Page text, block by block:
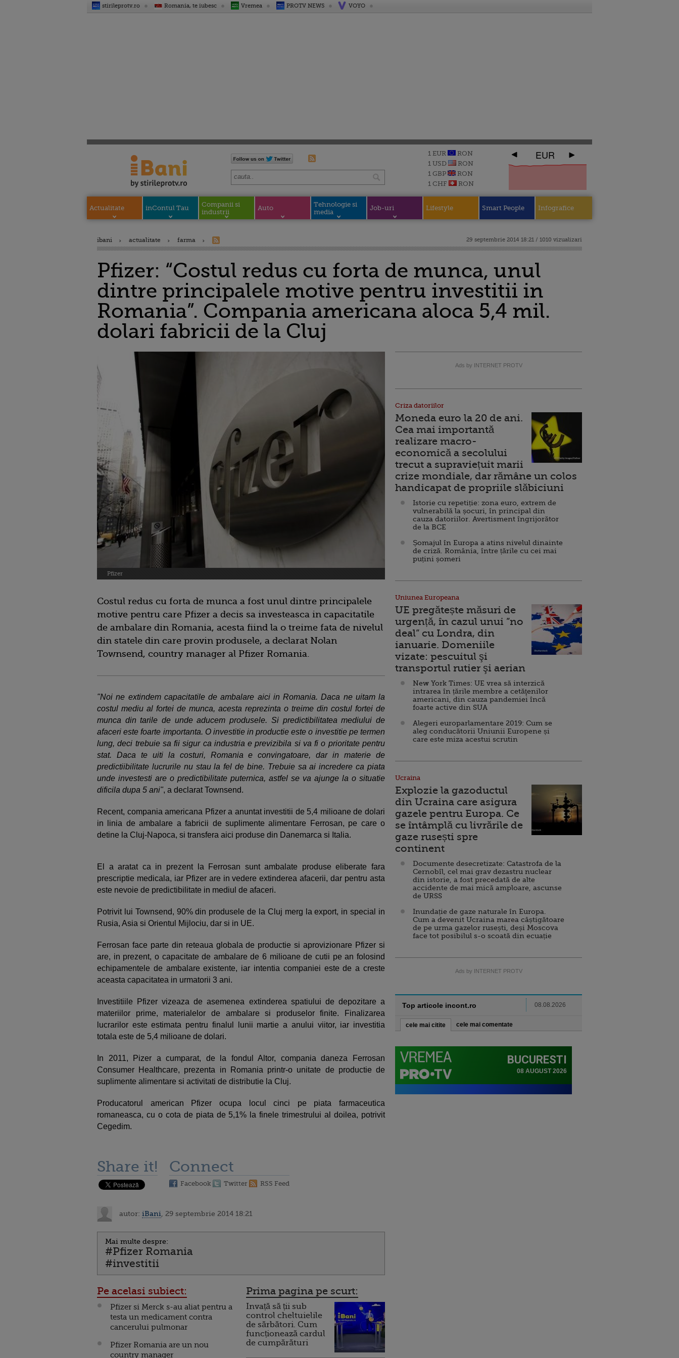
stirileprotv.ro Romania, te iubesc Vremea PROTV NEWS VOYO
1 EUR
RON
1 USD
RON
1 GBP
RON
1 CHF
RON
EUR
Actualitate inContul Tau
Companii si
industrii
Auto
Tehnologie si
media
Job-uri Lifestyle Smart People Infografice
ibani actualitate farma 29 septembrie 2014 18:21 / 1010 vizualizari
Pfizer: “Costul redus cu forta de munca, unul
dintre principalele motive pentru investitii in
Romania”. Compania americana aloca 5,4 mil.
dolari fabricii de la Cluj
Pfizer
Costul redus cu forta de munca a fost unul dintre principalele
motive pentru care Pfizer a decis sa investeasca in capacitatile
de ambalare din Romania, acesta fiind la o treime fata de nivelul
din statele din care provin produsele, a declarat Nolan
Townsend, country manager al Pfizer Romania.
"Noi ne extindem capacitatile de ambalare aici in Romania. Daca ne uitam la
costul mediu al fortei de munca, acesta reprezinta o treime din costul fortei de
munca din tarile de unde aducem produsele. Si predictibilitatea mediului de
afaceri este foarte importanta. O investitie in productie este o investitie pe termen
lung, deci trebuie sa fii sigur ca industria e previzibila si va fi o prioritate pentru
stat. Daca te uiti la costuri, Romania e convingatoare, dar in materie de
predictiibilitate lucrurile nu stau la fel de bine. Trebuie sa ai incredere ca piata
unde investesti are o predictibilitate puternica, astfel se va ajunge la o situatie
dificila dupa 5 ani", a declarat Townsend.
Recent, compania americana Pfizer a anuntat investitii de 5,4 milioane de dolari
in linia de ambalare a fabricii de suplimente alimentare Ferrosan, pe care o
detine la Cluj-Napoca, si transfera aici produse din Danemarca si Italia.
El a aratat ca in prezent la Ferrosan sunt ambalate produse eliberate fara
prescriptie medicala, iar Pfizer are in vedere extinderea afacerii, dar pentru asta
este nevoie de predictibilitate in mediul de afaceri.
Potrivit lui Townsend, 90% din produsele de la Cluj merg la export, in special in
Rusia, Asia si Orientul Mijlociu, dar si in UE.
Ferrosan face parte din reteaua globala de productie si aprovizionare Pfizer si
are, in prezent, o capacitate de ambalare de 6 milioane de cutii pe an folosind
echipamentele de ambalare existente, iar intentia companiei este de a creste
aceasta capacitatea in urmatorii 3 ani.
Investitiile Pfizer vizeaza de asemenea extinderea spatiului de depozitare a
materiilor prime, materialelor de ambalare si produselor finite. Finalizarea
lucrarilor este estimata pentru finalul lunii martie a anului viitor, iar investitia
totala este de 5,4 milioane de dolari.
In 2011, Pizer a cumparat, de la fondul Altor, compania daneza Ferrosan
Consumer Healthcare, prezenta in Romania printr-o unitate de productie de
suplimente alimentare si activitati de distributie la Cluj.
Producatorul american Pfizer ocupa locul cinci pe piata farmaceutica
romaneasca, cu o cota de piata de 5,1% la finele trimestrului al doilea, potrivit
Cegedim.
Share it! Connect
Facebook Twitter RSS Feed
autor: iBani , 29 septembrie 2014 18:21
Mai multe despre:
#Pfizer Romania
#investitii
Pe acelasi subiect:
Pfizer si Merck s-au aliat pentru a
testa un medicament contra
cancerului pulmonar
Pfizer Romania are un nou
country manager
Prima pagina pe scurt:
Invață să ții sub
control cheltuielile
de sărbători. Cum
funcționează cardul
de cumpărături
Ads by INTERNET PROTV
Criza datoriilor
Moneda euro la 20 de ani.
Cea mai importantă
realizare macro-
economică a secolului
trecut a supraviețuit marii
crize mondiale, dar rămâne un colos
handicapat de propriile slăbiciuni
Istorie cu repetiție: zona euro, extrem de
vulnerabilă la șocuri, în principal din
cauza datoriilor. Avertisment îngrijorător
de la BCE
Șomajul în Europa a atins nivelul dinainte
de criză. România, între țările cu cei mai
puțini șomeri
Uniunea Europeana
UE pregătește măsuri de
urgență, în cazul unui ”no
deal” cu Londra, din
ianuarie. Domeniile
vizate: pescuitul şi
transportul rutier şi aerian
New York Times: UE vrea să interzică
intrarea în țările membre a cetăţenilor
americani, din cauza pandemiei încă
foarte active din SUA
Alegeri europarlamentare 2019: Cum se
aleg conducătorii Uniunii Europene și
care este miza acestui scrutin
Ucraina
Explozie la gazoductul
din Ucraina care asigura
gazele pentru Europa. Ce
se întâmplă cu livrările de
gaze rusești spre
continent
Documente desecretizate: Catastrofa de la
Cernobîl, cel mai grav dezastru nuclear
din istorie, a fost precedată de alte
accidente de mai mică amploare, ascunse
de URSS
Inundație de gaze naturale în Europa.
Cum a devenit Ucraina marea câștigătoare
de pe urma gazelor rusești, deși Moscova
face tot posibilul s-o scoată din ecuație
Ads by INTERNET PROTV
Top articole incont.ro 08.08.2026
cele mai citite cele mai comentate